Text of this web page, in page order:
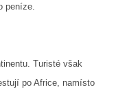
peníze.
Turisté však
po Africe, namísto